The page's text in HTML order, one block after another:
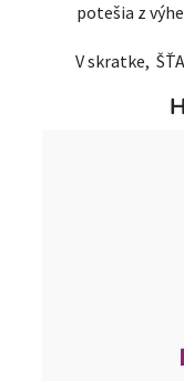
potešia z
V skratke,